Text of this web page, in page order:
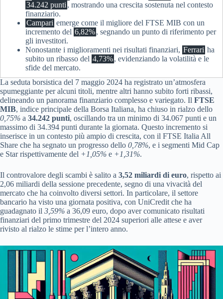
34.242 punti , mostrando una crescita sostenuta nel contesto
finanziario.
Campari emerge come il migliore del FTSE MIB con un
incremento del 6,82%, segnando un punto di riferimento per
gli investitori.
Nonostante i miglioramenti nei risultati finanziari, Ferrari ha
subito un ribasso del 4,73%, evidenziando la volatilità e le
sfide del mercato.
La seduta borsistica del 7 maggio 2024 ha registrato un’atmosfera
spumeggiante per alcuni titoli, mentre altri hanno subito forti ribassi,
delineando un panorama finanziario complesso e variegato. Il FTSE
MIB, indice principale della Borsa Italiana, ha chiuso in rialzo dello
0,75% a 34.242 punti, oscillando tra un minimo di 34.067 punti e un
massimo di 34.394 punti durante la giornata. Questo incremento si
inserisce in un contesto più ampio di crescita, con il FTSE Italia All
Share che ha segnato un progresso dello 0,78%, e i segmenti Mid Cap
e Star rispettivamente del +1,05% e +1,31%.
Il controvalore degli scambi è salito a 3,52 miliardi di euro, rispetto ai
2,06 miliardi della sessione precedente, segno di una vivacità del
mercato che ha coinvolto diversi settori. In particolare, il settore
bancario ha visto una giornata positiva, con UniCredit che ha
guadagnato il 3,59% a 36,09 euro, dopo aver comunicato risultati
finanziari del primo trimestre del 2024 superiori alle attese e aver
rivisto al rialzo le stime per l’intero anno.